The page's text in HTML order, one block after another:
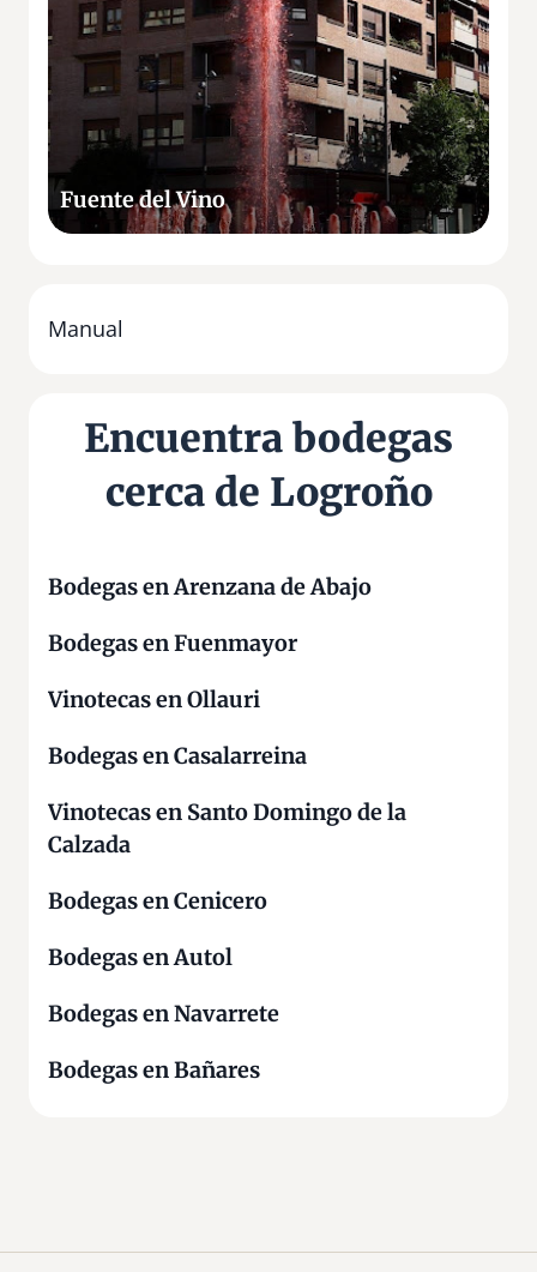
i
e
j
o
Fuente del Vino
e
n
t
e
d
e
l
V
Manual
Encuentra bodegas
cerca de Logroño
Bodegas en Arenzana de Abajo
Bodegas en Fuenmayor
Vinotecas en Ollauri
Bodegas en Casalarreina
Vinotecas en Santo Domingo de la
Calzada
Bodegas en Cenicero
Bodegas en Autol
Bodegas en Navarrete
Bodegas en Bañares